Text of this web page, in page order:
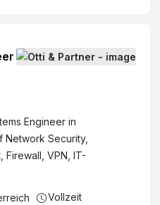
Engineer in
Network Security,
Firewall, VPN, IT-
Vollzeit